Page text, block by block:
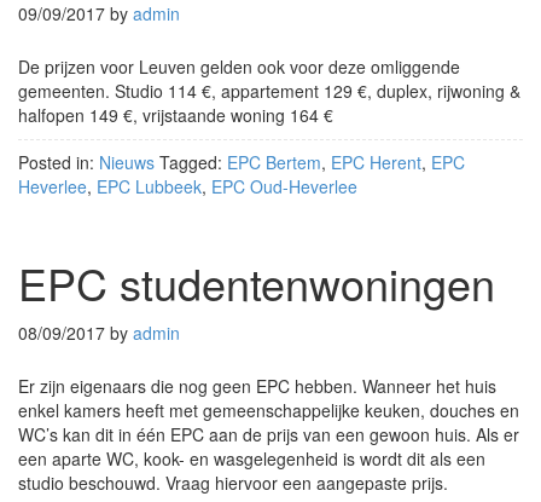
09/09/2017 by admin
De prijzen voor Leuven gelden ook voor deze omliggende
gemeenten. Studio 114 €, appartement 129 €, duplex, rijwoning &
halfopen 149 €, vrijstaande woning 164 €
Posted in: Nieuws Tagged: EPC Bertem, EPC Herent, EPC
Heverlee, EPC Lubbeek, EPC Oud-Heverlee
EPC studentenwoningen
08/09/2017 by admin
Er zijn eigenaars die nog geen EPC hebben. Wanneer het huis
enkel kamers heeft met gemeenschappelijke keuken, douches en
WC’s kan dit in één EPC aan de prijs van een gewoon huis. Als er
een aparte WC, kook- en wasgelegenheid is wordt dit als een
studio beschouwd. Vraag hiervoor een aangepaste prijs.